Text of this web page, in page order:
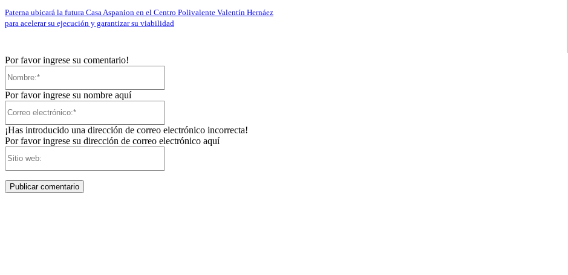
Paterna ubicará la futura Casa Aspanion en el Centro Polivalente Valentín Hernáez
para acelerar su ejecución y garantizar su viabilidad
Por favor ingrese su comentario!
Por favor ingrese su nombre aquí
¡Has introducido una dirección de correo electrónico incorrecta!
Por favor ingrese su dirección de correo electrónico aquí